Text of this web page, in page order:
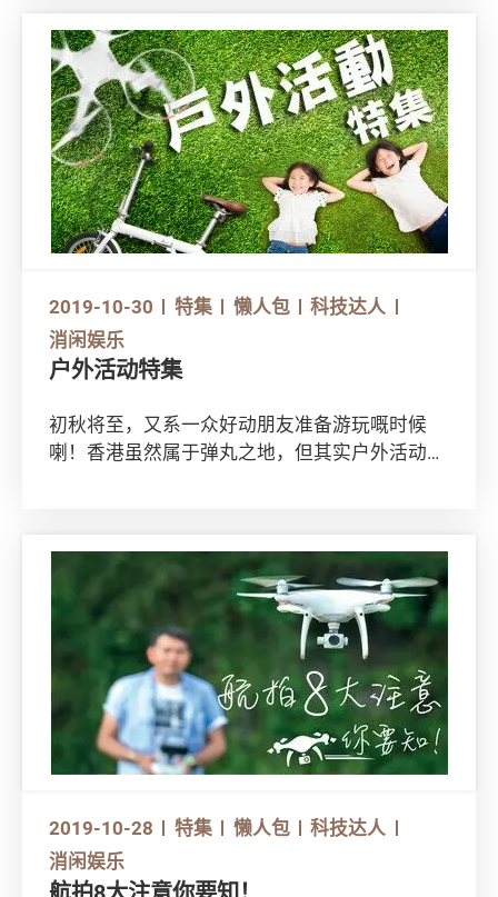
消或缩短旅程的索偿。由于每个投诉个案的情况
均有不同，消委会会就不同的个案内容，与保险
业界商讨，及与保险公司作调停；鉴于新型冠状
病毒疫情肆虐，令不少计划外游人士担心一旦外
游时感染病，旅游保险会否提供住院赔偿，及被
隔离津贴等。消委会提醒大家，外游前请先了解
投保的旅游保险条款，以保障自己的权益。
2019-10-30 特集 懒人包
科技达人
消闲娱乐
户外活动特集
初秋将至，又系一众好动朋友准备游玩嘅时候
喇！香港虽然属于弹丸之地，但其实户外活动选
2019-10-28 特集 懒人包
科技达人
消闲娱乐